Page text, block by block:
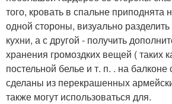
того, кровать в спальне приподнята
одной стороны, визуально
кухни, а с другой - получить
хранения громоздких вещей ( таких
постельной белье и т. п. . на балконе
сделаны из перекрашенных
также могут использоваться для.